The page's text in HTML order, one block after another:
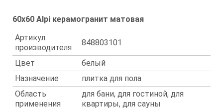
60x60 Alpi керамогранит матовая
Артикул
производителя
848803101
Цвет
белый
Назначение
плитка для пола
Область
применения
для бани, для гостиной, для
квартиры, для сауны